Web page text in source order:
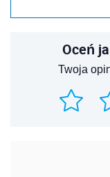
Oceń
Twoja